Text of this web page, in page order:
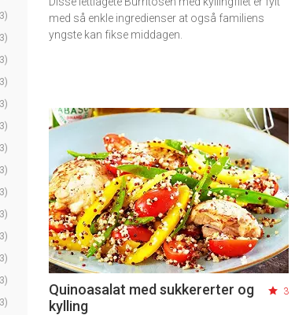
med så enkle ingredienser at også familiens
yngste kan fikse middagen.
Quinoasalat med sukkererter og
kylling
3